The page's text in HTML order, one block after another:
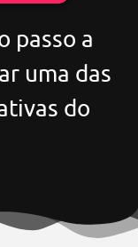
passo a
uma das
do